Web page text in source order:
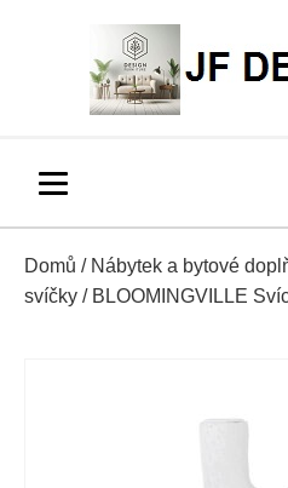
Domů / Nábytek a bytové
svíčky / BLOOMINGVILLE